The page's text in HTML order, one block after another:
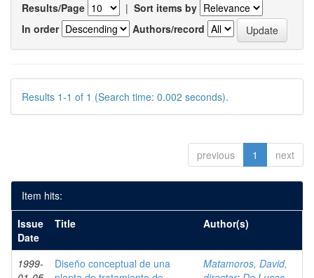
Results/Page | Sort items by
In order
Authors/record
Results 1-1 of 1 (Search time: 0.002 seconds).
previous 1 next
Item hits:
Issue
Date
Title Author(s)
1999-
Diseño conceptual de una
Matamoros, David,